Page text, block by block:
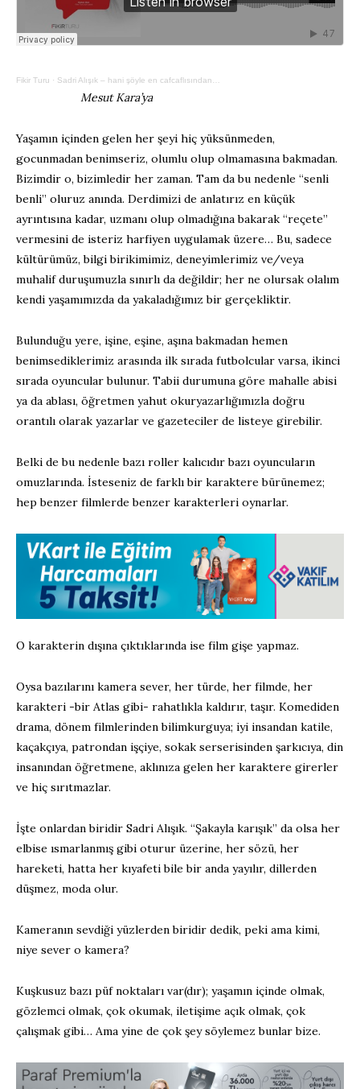
Fikir Turu · Sadri Alışık – hani şöyle en cafcaflısından…
Mesut Kara’ya
Yaşamın içinden gelen her şeyi hiç yüksünmeden,
gocunmadan benimseriz, olumlu olup olmamasına bakmadan.
Bizimdir o, bizimledir her zaman. Tam da bu nedenle “senli
benli” oluruz anında. Derdimizi de anlatırız en küçük
ayrıntısına kadar, uzmanı olup olmadığına bakarak “reçete”
vermesini de isteriz harfiyen uygulamak üzere… Bu, sadece
kültürümüz, bilgi birikimimiz, deneyimlerimiz ve/veya
muhalif duruşumuzla sınırlı da değildir; her ne olursak olalım
kendi yaşamımızda da yakaladığımız bir gerçekliktir.
Bulunduğu yere, işine, eşine, aşına bakmadan hemen
benimsediklerimiz arasında ilk sırada futbolcular varsa, ikinci
sırada oyuncular bulunur. Tabii durumuna göre mahalle abisi
ya da ablası, öğretmen yahut okuryazarlığımızla doğru
orantılı olarak yazarlar ve gazeteciler de listeye girebilir.
Belki de bu nedenle bazı roller kalıcıdır bazı oyuncuların
omuzlarında. İsteseniz de farklı bir karaktere bürünemez;
hep benzer filmlerde benzer karakterleri oynarlar.
O karakterin dışına çıktıklarında ise film gişe yapmaz.
Oysa bazılarını kamera sever, her türde, her filmde, her
karakteri -bir Atlas gibi- rahatlıkla kaldırır, taşır. Komediden
drama, dönem filmlerinden bilimkurguya; iyi insandan katile,
kaçakçıya, patrondan işçiye, sokak serserisinden şarkıcıya, din
insanından öğretmene, aklınıza gelen her karaktere girerler
ve hiç sırıtmazlar.
İşte onlardan biridir Sadri Alışık. “Şakayla karışık” da olsa her
elbise ısmarlanmış gibi oturur üzerine, her sözü, her
hareketi, hatta her kıyafeti bile bir anda yayılır, dillerden
düşmez, moda olur.
Kameranın sevdiği yüzlerden biridir dedik, peki ama kimi,
niye sever o kamera?
Kuşkusuz bazı püf noktaları var(dır); yaşamın içinde olmak,
gözlemci olmak, çok okumak, iletişime açık olmak, çok
çalışmak gibi… Ama yine de çok şey söylemez bunlar bize.